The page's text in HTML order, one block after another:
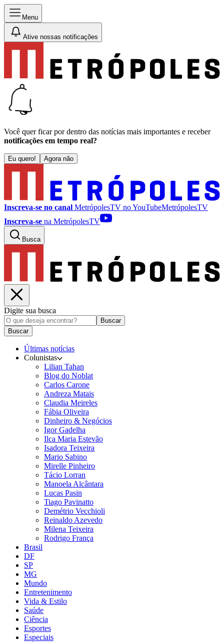
Menu
Ative nossas notificações
Você quer ficar por dentro das notícias mais importantes e receber
notificações em tempo real?
Eu quero! Agora não
Inscreva-se no canal MetrópolesTV noYouTubeMetrópolesTV
Inscreva-se na MetrópolesTV
Busca
Digite sua busca
Buscar
Buscar
Últimas notícias
Colunistas
Lilian Tahan
Blog do Noblat
Carlos Carone
Andreza Matais
Claudia Meireles
Fábia Oliveira
Dinheiro & Negócios
Igor Gadelha
Ilca Maria Estevão
Isadora Teixeira
Mario Sabino
Mirelle Pinheiro
Tácio Lorran
Manoela Alcântara
Lucas Pasin
Tiago Pavinatto
Demétrio Vecchioli
Reinaldo Azevedo
Milena Teixeira
Rodrigo França
Brasil
DF
SP
MG
Mundo
Entretenimento
Vida & Estilo
Saúde
Ciência
Esportes
Especiais